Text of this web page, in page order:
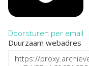
Doorsturen per email
Duurzaam webadres